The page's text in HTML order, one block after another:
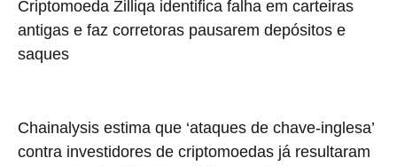
Criptomoeda Zilliqa identifica falha em carteiras
antigas e faz corretoras pausarem depósitos e
saques
Chainalysis estima que ‘ataques de chave-inglesa’
contra investidores de criptomoedas já resultaram